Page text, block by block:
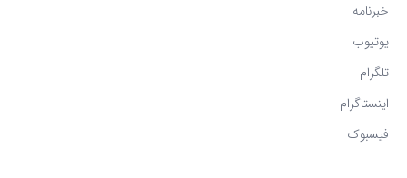
خبرنامه
یوتیوب
تلگرام
اینستاگرام
فیسبوک